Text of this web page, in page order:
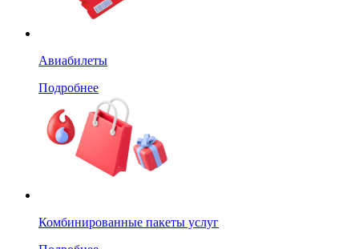
Авиабилеты
Подробнее
Комбинированные пакеты услуг